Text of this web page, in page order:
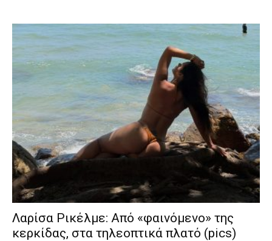
Λαρίσα Ρικέλμε: Από «φαινόμενο» της
κερκίδας, στα τηλεοπτικά πλατό (pics)